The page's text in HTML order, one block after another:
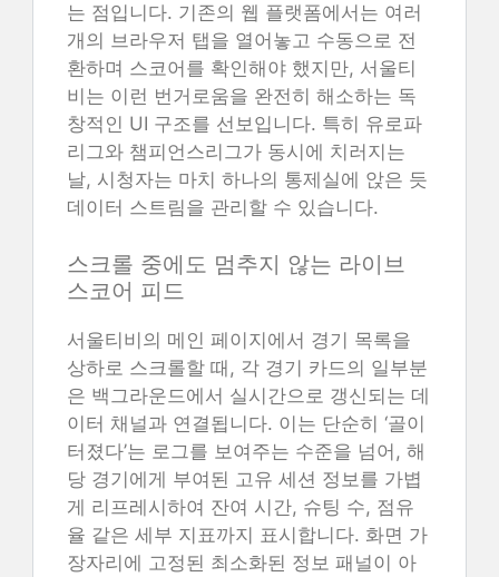
는 점입니다. 기존의 웹 플랫폼에서는 여러
개의 브라우저 탭을 열어놓고 수동으로 전
환하며 스코어를 확인해야 했지만, 서울티
비는 이런 번거로움을 완전히 해소하는 독
창적인 UI 구조를 선보입니다. 특히 유로파
리그와 챔피언스리그가 동시에 치러지는
날, 시청자는 마치 하나의 통제실에 앉은 듯
데이터 스트림을 관리할 수 있습니다.
스크롤 중에도 멈추지 않는 라이브
스코어 피드
서울티비의 메인 페이지에서 경기 목록을
상하로 스크롤할 때, 각 경기 카드의 일부분
은 백그라운드에서 실시간으로 갱신되는 데
이터 채널과 연결됩니다. 이는 단순히 ‘골이
터졌다’는 로그를 보여주는 수준을 넘어, 해
당 경기에게 부여된 고유 세션 정보를 가볍
게 리프레시하여 잔여 시간, 슈팅 수, 점유
율 같은 세부 지표까지 표시합니다. 화면 가
장자리에 고정된 최소화된 정보 패널이 아